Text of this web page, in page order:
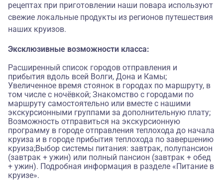
рецептах при приготовлении наши повара используют
свежие локальные продукты из регионов путешествия
наших круизов.
Эксклюзивные возможности класса:
Расширенный список городов отправления и
прибытия вдоль всей Волги, Дона и Камы;
Увеличенное время стоянок в городах по маршруту, в
том числе с ночёвкой; Знакомство с городами по
маршруту самостоятельно или вместе с нашими
экскурсионными группами за дополнительную плату;
Возможность отправиться на экскурсионную
программу в городе отправления теплохода до начала
круиза и в городе прибытия теплохода по завершению
круиза;Выбор системы питания: завтрак, полупансион
(завтрак + ужин) или полный пансион (завтрак + обед
+ ужин). Подробная информация в разделе «Питание в
круизе».